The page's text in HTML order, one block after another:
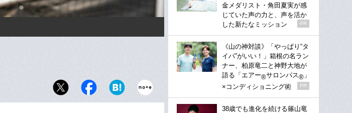
金メダリスト・角田夏実が感
じていた声の力と、声を活か
した新たなミッション
PR
《山の神対談》「やっぱり“タ
イパ”がいい！」箱根の名ラン
ナー、柏原竜二と神野大地が
語る「エアー®サロンパス® 」
×コンディショニング術
PR
38歳でも進化を続ける篠山竜